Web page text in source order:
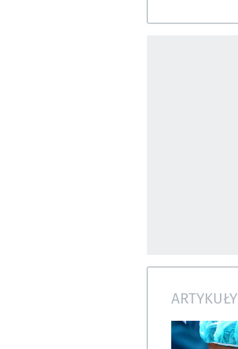
ARTYKUŁY